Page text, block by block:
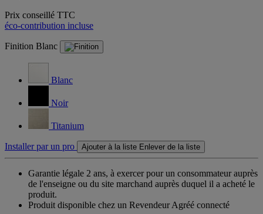
Prix conseillé TTC
éco-contribution incluse
Finition Blanc
Blanc
Noir
Titanium
Installer par un pro Ajouter à la liste Enlever de la liste
Garantie légale 2 ans, à exercer pour un consommateur auprès
de l'enseigne ou du site marchand auprès duquel il a acheté le
produit.
Produit disponible chez un Revendeur Agréé connecté